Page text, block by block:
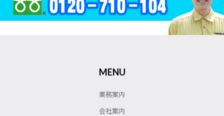
MENU
業務案内
会社案内